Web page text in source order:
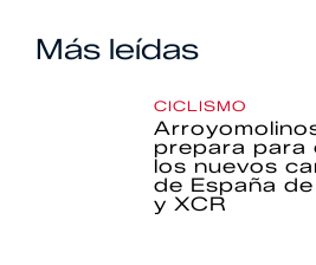
Más leídas
CICLISMO
prepara para
los nuevos
de España
y XCR